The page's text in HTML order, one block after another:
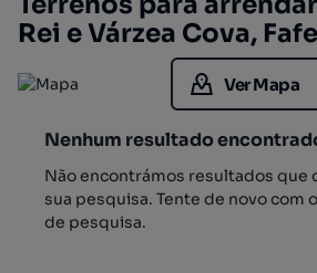
Rei e Várzea Cova, Fafe
Ver Mapa
Nenhum resultado
Não encontrámos resultados que
sua pesquisa. Tente de novo com
de pesquisa.